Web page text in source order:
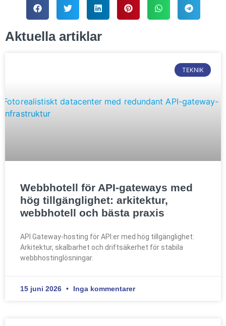
Aktuella artiklar
TEKNIK
Webbhotell för API-gateways med
hög tillgänglighet: arkitektur,
webbhotell och bästa praxis
API Gateway-hosting för API:er med hög tillgänglighet:
Arkitektur, skalbarhet och driftsäkerhet för stabila
webbhostinglösningar.
15 juni 2026 Inga kommentarer